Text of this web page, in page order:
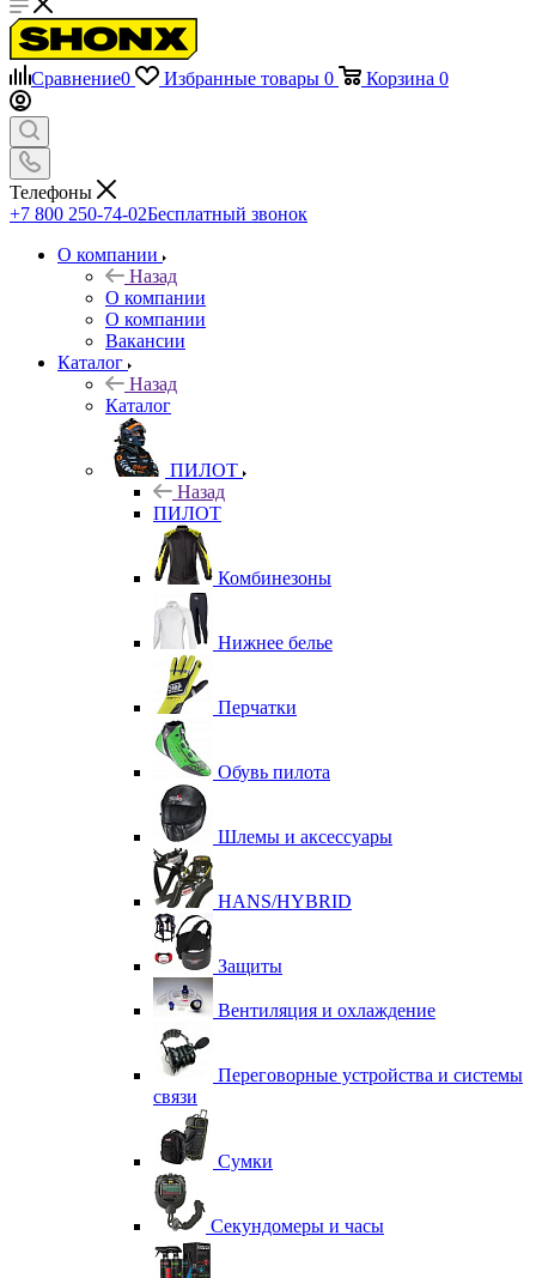
Сравнение0 Избранные товары 0 Корзина 0
Телефоны
+7 800 250-74-02Бесплатный звонок
О компании
Назад
О компании
О компании
Вакансии
Каталог
Назад
Каталог
ПИЛОТ
Назад
ПИЛОТ
Комбинезоны
Нижнее белье
Перчатки
Обувь пилота
Шлемы и аксессуары
HANS/HYBRID
Защиты
Вентиляция и охлаждение
Переговорные устройства и системы
связи
Сумки
Секундомеры и часы